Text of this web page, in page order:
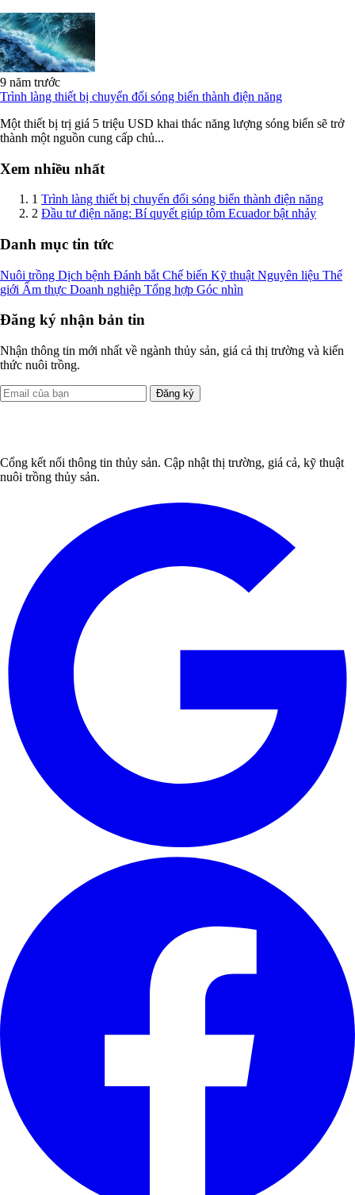
9 năm trước
Trình làng thiết bị chuyển đổi sóng biển thành điện năng
Một thiết bị trị giá 5 triệu USD khai thác năng lượng sóng biển sẽ trở
thành một nguồn cung cấp chủ...
Xem nhiều nhất
1 Trình làng thiết bị chuyển đổi sóng biển thành điện năng
2 Đầu tư điện năng: Bí quyết giúp tôm Ecuador bật nhảy
Danh mục tin tức
Nuôi trồng Dịch bệnh Đánh bắt Chế biến Kỹ thuật Nguyên liệu Thế
giới Ẩm thực Doanh nghiệp Tổng hợp Góc nhìn
Đăng ký nhận bản tin
Nhận thông tin mới nhất về ngành thủy sản, giá cả thị trường và kiến
thức nuôi trồng.
Đăng ký
Cổng kết nối thông tin thủy sản. Cập nhật thị trường, giá cả, kỹ thuật
nuôi trồng thủy sản.